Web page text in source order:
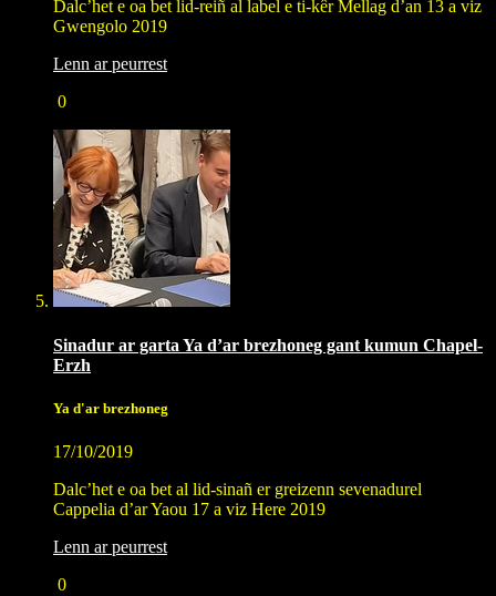
Dalc’het e oa bet lid-reiñ al label e ti-kêr Mellag d’an 13 a viz
Gwengolo 2019
Lenn ar peurrest
0
Sinadur ar garta Ya d’ar brezhoneg gant kumun Chapel-
Erzh
Ya d'ar brezhoneg
17/10/2019
Dalc’het e oa bet al lid-sinañ er greizenn sevenadurel
Cappelia d’ar Yaou 17 a viz Here 2019
Lenn ar peurrest
0